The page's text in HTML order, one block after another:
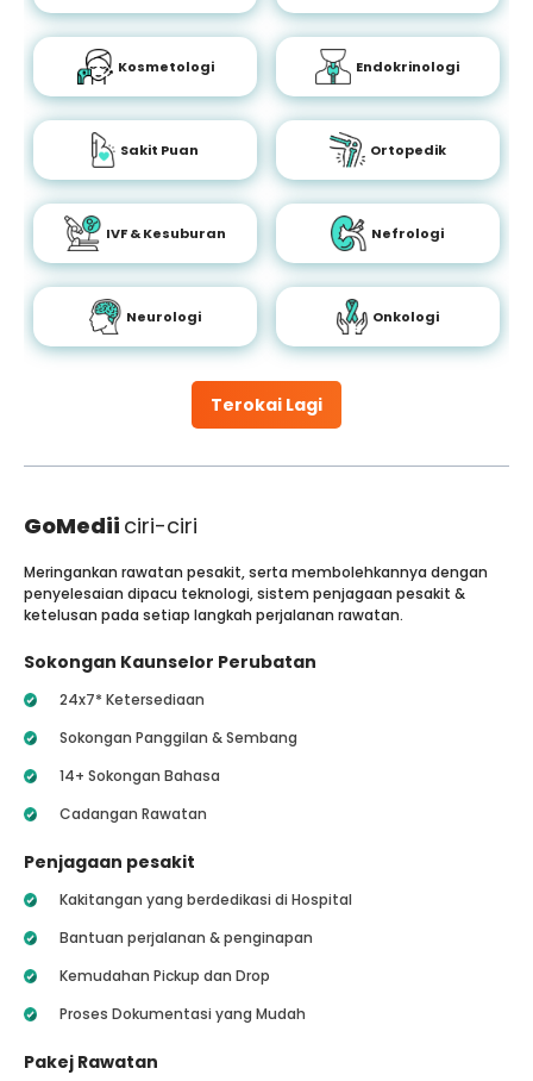
Terokai Lagi
Kosmetologi Endokrinologi
Sakit Puan Ortopedik
IVF & Kesuburan Nefrologi
Neurologi Onkologi
GoMedii ciri-ciri
Meringankan rawatan pesakit, serta membolehkannya dengan
penyelesaian dipacu teknologi, sistem penjagaan pesakit &
ketelusan pada setiap langkah perjalanan rawatan.
Sokongan Kaunselor Perubatan
24x7* Ketersediaan
Sokongan Panggilan & Sembang
14+ Sokongan Bahasa
Cadangan Rawatan
Penjagaan pesakit
Kakitangan yang berdedikasi di Hospital
Bantuan perjalanan & penginapan
Kemudahan Pickup dan Drop
Proses Dokumentasi yang Mudah
Pakej Rawatan